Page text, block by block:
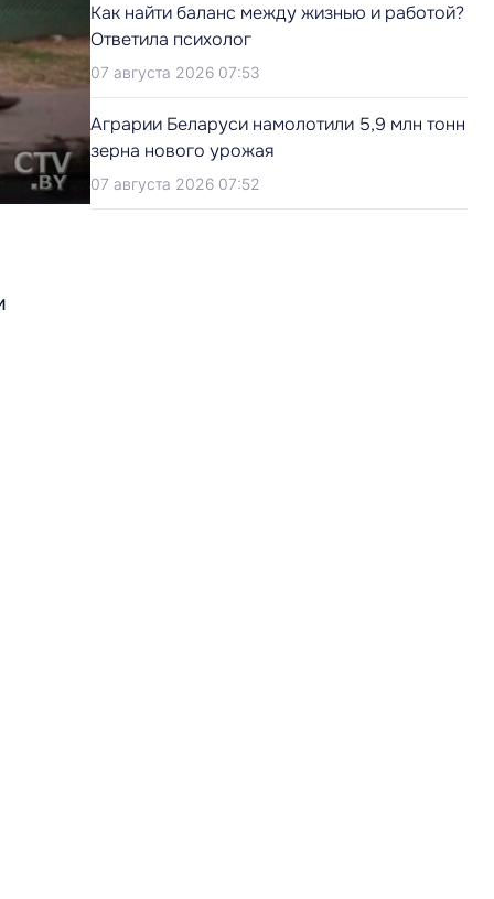
Как найти баланс между жизнью и работой?
Ответила психолог
07 августа 2026 07:53
Аграрии Беларуси намолотили 5,9 млн тонн
зерна нового урожая
07 августа 2026 07:52